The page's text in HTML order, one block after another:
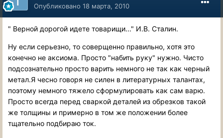
Опубликовано 18 марта, 2010
" Верной дорогой идете товарищи..." И.В. Сталин.
Ну если серьезно, то соверщенно правильно, хотя это
конечно не аксиома. Просто "набить руку" нужно. Чисто
подсознательно просто варить немного не так как черный
метал.Я чесно говоря не силен в литературных талантах,
поэтому немного тяжело сформулировать как сам варю.
Просто всегда перед сваркой деталей из обрезков такой
же толщины и примерно в том же положении более
тщательно подбираю ток.